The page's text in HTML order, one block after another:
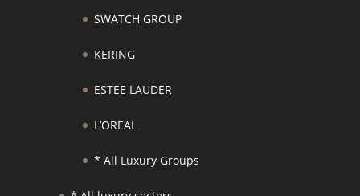
SWATCH GROUP
KERING
ESTEE LAUDER
L’OREAL
* All Luxury Groups